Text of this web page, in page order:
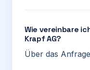
Wie vereinbare
Krapf AG?
Über das